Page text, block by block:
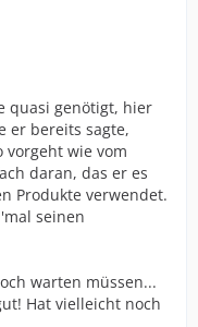
quasi genötigt, hier
er bereits sagte,
vorgeht wie vom
daran, das er es
Produkte verwendet.
seinen
warten müssen...
Hat vielleicht noch